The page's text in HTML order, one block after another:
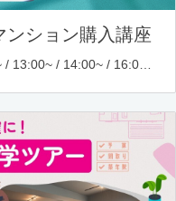
ンション購入講座